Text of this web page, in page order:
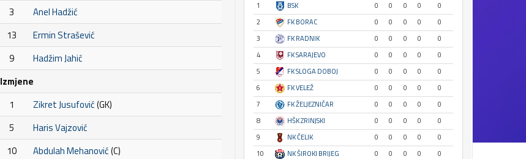
3
Anel Hadžić
13
Ermin Strašević
9
Hadžim Jahić
Izmjene
1
Zikret Jusufović(GK)
5
Haris Vajzović
10
Abdulah Mehanović(C)
1
BSK 0 0 0 0
0
2
FK BORAC 0 0 0 0
0
3
FK RADNIK 0 0 0 0
0
4
FK SARAJEVO 0 0 0 0
0
5
FK SLOGA DOBOJ 0 0 0 0
0
6
FK VELEŽ 0 0 0 0
0
7
FK ŽELJEZNIČAR 0 0 0 0
0
8
HŠK ZRINJSKI 0 0 0 0
0
9
NK ČELIK 0 0 0 0
0
10
NK ŠIROKI BRIJEG 0 0 0 0 0